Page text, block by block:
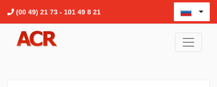
(00 49) 21 73 - 101 49 8 21